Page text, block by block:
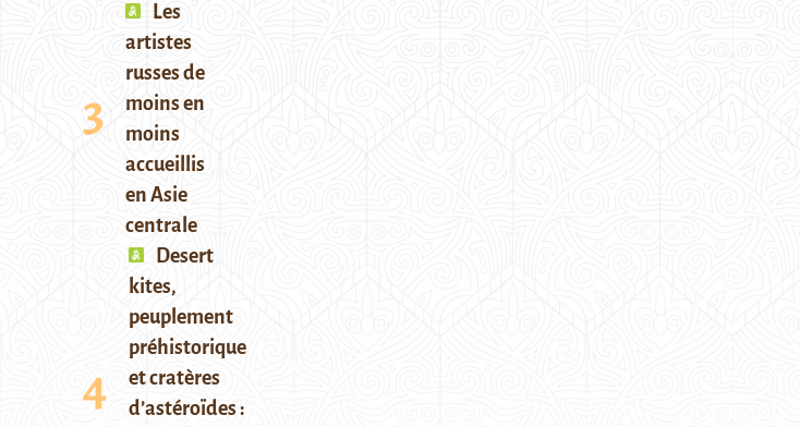
Les
artistes
russes de
moins en
moins
accueillis
en Asie
centrale
Desert
kites,
peuplement
préhistorique
et cratères
d’astéroïdes :